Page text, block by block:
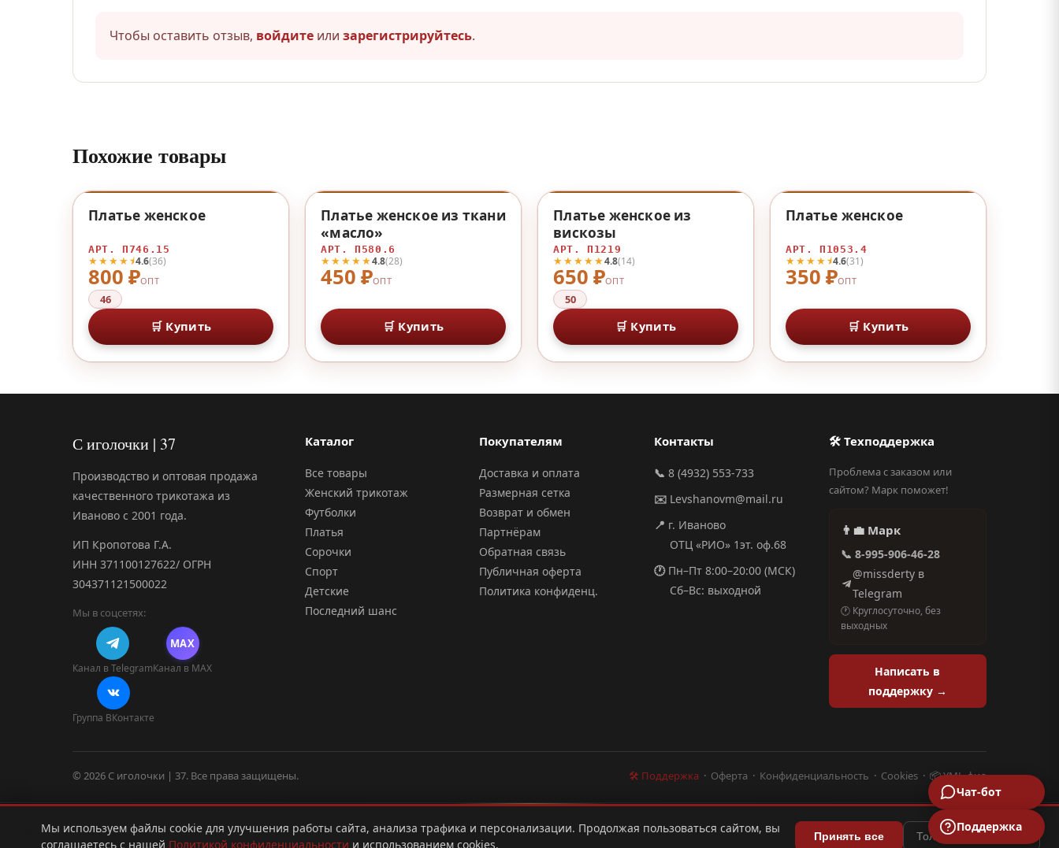
Чтобы оставить отзыв, войдите или зарегистрируйтесь.
Похожие товары
800 ₽ОПТ
★★★★⯨4.6(36)
Платье женское
АРТ. П746.15
46
🛒 Купить
♡
450 ₽ОПТ
★★★★★4.8(28)
Платье женское из ткани
«масло»
АРТ. П580.6
🛒 Купить
650 ₽ОПТ
★★★★★4.8(14)
Платье женское из
вискозы
АРТ. П1219
50
🛒 Купить
350 ₽ОПТ
★★★★⯨4.6(31)
Платье женское
АРТ. П1053.4
🛒 Купить
С иголочки | 37
Производство и оптовая продажа
качественного трикотажа из
Иваново с 2001 года.
ИП Кропотова Г.А.
ИНН 371100127622/ ОГРН
304371121500022
Мы в соцсетях:
Канал в Telegram
MAX
Канал в MAX
Группа ВКонтакте
Каталог
Все товары
Женский трикотаж
Футболки
Платья
Сорочки
Спорт
Детские
Последний шанс
Покупателям
Доставка и оплата
Размерная сетка
Возврат и обмен
Партнёрам
Обратная связь
Публичная оферта
Политика конфиденц.
Контакты
📞 8 (4932) 553-733
✉️ Levshanovm@mail.ru
📍 г. Иваново
ОТЦ «РИО» 1эт. оф.68
🕐Пн–Пт 8:00–20:00 (МСК)
Сб–Вс: выходной
🛠 Техподдержка
Проблема с заказом или
сайтом? Марк поможет!
👨‍💼 Марк
📞 8-995-906-46-28
@missderty в
Telegram
🕐 Круглосуточно, без
выходных
Написать в
поддержку →
© 2026 С иголочки | 37. Все права защищены. 🛠 Поддержка · Оферта · Конфиденциальность · Cookies · 📦 YML-фид
Сделано в ⟨/⟩ ПОКС .рф Разработка сайтов и интернет-магазинов | SEO-продвижение ⬆ trenin.su SEO-менеджер
Чат-бот
Поддержка
Мы используем файлы cookie для улучшения работы сайта, анализа трафика и персонализации. Продолжая пользоваться сайтом, вы
соглашаетесь с нашей Политикой конфиденциальности и использованием cookies.
Принять все Только необходимые